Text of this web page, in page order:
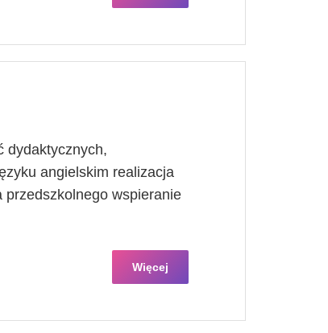
dydaktycznych,
angielskim realizacja
przedszkolnego wspieranie
Więcej